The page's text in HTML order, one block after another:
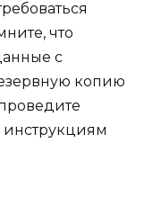
что
с
копию
инструкциям